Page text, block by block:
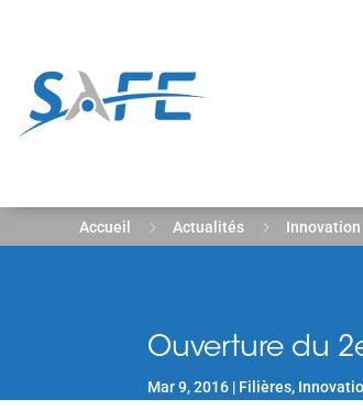
Accueil 5 Actualités 5 Innovation
Ouverture du
Mar 9, 2016 Filières,